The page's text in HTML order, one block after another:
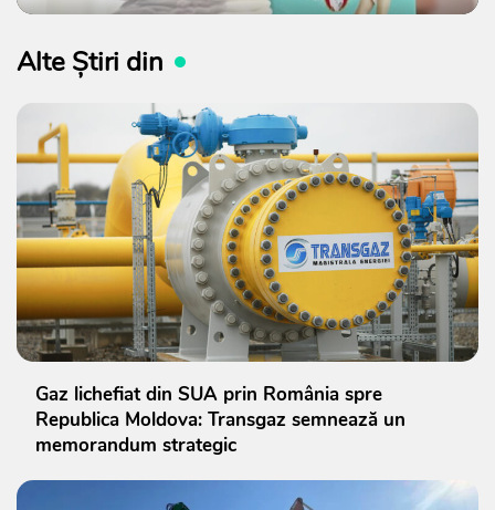
Alte Știri din
Gaz lichefiat din SUA prin România spre
Republica Moldova: Transgaz semnează un
memorandum strategic